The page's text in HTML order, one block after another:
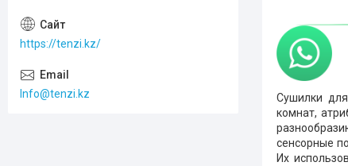
Сушилки
комнат,
сенсорные
Их
https://tenzi.kz/
Info@tenzi.kz